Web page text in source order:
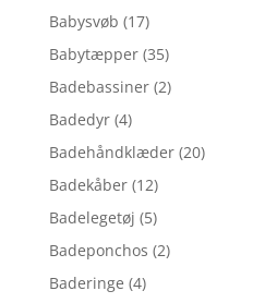
Babysvøb (17)
Babytæpper (35)
Badebassiner (2)
Badedyr (4)
Badehåndklæder (20)
Badekåber (12)
Badelegetøj (5)
Badeponchos (2)
Baderinge (4)